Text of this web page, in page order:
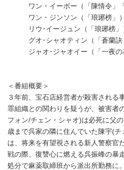
ワン・イーボー（「陳情令」「
ワン・ジンソン（「琅琊榜」）
リウ･イージュン（「琅琊榜」
グオ･シャオティン（「蒼蘭訣
ジャオ･ジャオイー（「一夜の
＜番組概要＞
３年前、宝石店経営者が殺害される
罪組織との関わりを疑うが、被害者
フォン/チェン・シャオ)は必死に父
歳まで呉家の隣に住んでいた陳宇(
は、将来を有望視される新人警察官
戦の際、復讐心に燃える呉振峰の暴
処分で麻薬取締班から派出所勤務に